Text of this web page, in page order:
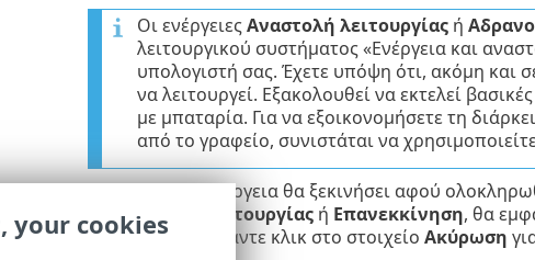
Οι ενέργειεςΑναστολή λειτουργίαςή
λειτουργικού συστήματος «Ενέργεια και
υπολογιστή σας. Έχετε υπόψη ότι, ακόμη και
να λειτουργεί. Εξακολουθεί να εκτελεί
με μπαταρία. Για να εξοικονομήσετε τη
από το γραφείο, συνιστάται να
Η επιλεγμένη ενέργεια θα ξεκινήσει αφού
Τερματισμός λειτουργίαςή Επανεκκίνηση, θα
επιβεβαίωσης (κάντε κλικ στο στοιχείο Ακύρωση
your cookies